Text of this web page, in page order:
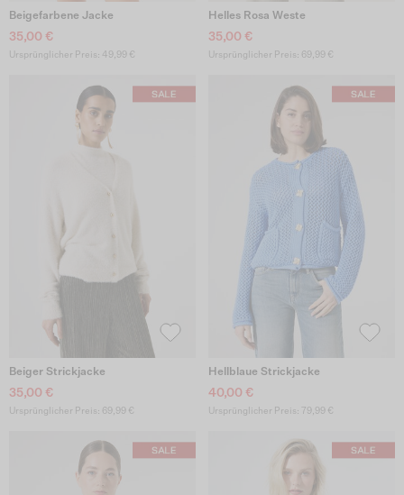
Beigefarbene Jacke
35,00 €
Ursprünglicher Preis: 49,99 €
Helles Rosa Weste
35,00 €
Ursprünglicher Preis: 69,99 €
Beiger Strickjacke
35,00 €
Ursprünglicher Preis: 69,99 €
Hellblaue Strickjacke
40,00 €
Ursprünglicher Preis: 79,99 €